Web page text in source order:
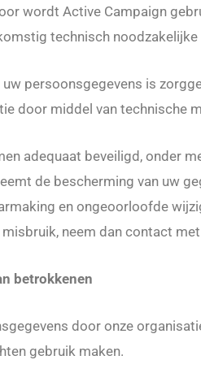
wordt Active Campaign
technisch
uw persoonsgegevens is
door middel van technische
adequaat beveiligd, onder
de bescherming van uw
en ongeoorloofde
neem dan contact
betrokkenen
door onze
gebruik maken.